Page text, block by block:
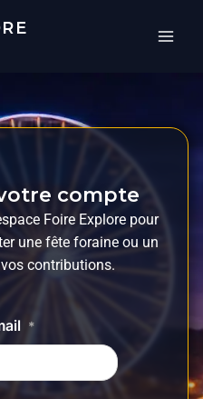
compte
Foire Explore pour
une fête foraine ou un
contributions.
*